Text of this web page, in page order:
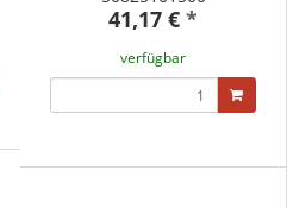
41,17 € *
verfügbar